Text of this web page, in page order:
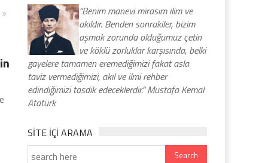
“Benim manevi mirasım ilim ve
akıldır. Benden sonrakiler, bizim
aşmak zorunda olduğumuz çetin
ve köklü zorluklar karşısında, belki
gayelere tamamen eremediğimizi fakat asla
taviz vermediğimizi, akıl ve ilmi rehber
edindiğimizi tasdik edeceklerdir.” Mustafa Kemal
Atatürk
SITE IÇI ARAMA